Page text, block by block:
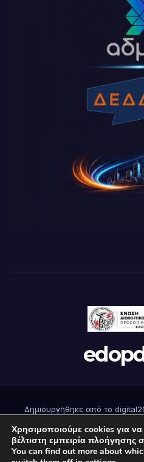
Δημιουργήθηκε από το
WordPress
Θέμα:
Αρχική Επικοινωνήστε μαζί
Χρησιμοποιούμε cookies για
βέλτιστη εμπειρία πλοήγησης
You can find out more about